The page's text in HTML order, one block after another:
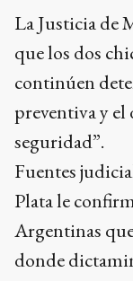
La Justicia de
que los dos
continúen
preventiva y el
seguridad”.
Fuentes
Plata le
Argentinas
donde